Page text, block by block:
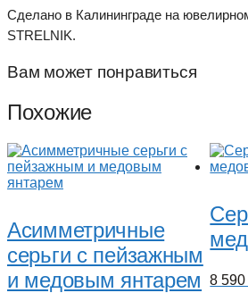
Сделано в Калининграде на
STRELNIK.
Вам может понравиться
Похожие
Асимметричные
серьги с пейзажным
и медовым янтарем
8